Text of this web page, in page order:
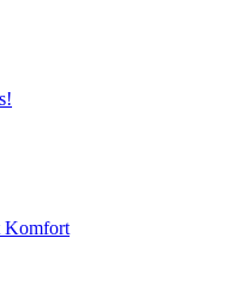
Komfort